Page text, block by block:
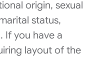
origin, sexual
status,
If you have a
layout of the